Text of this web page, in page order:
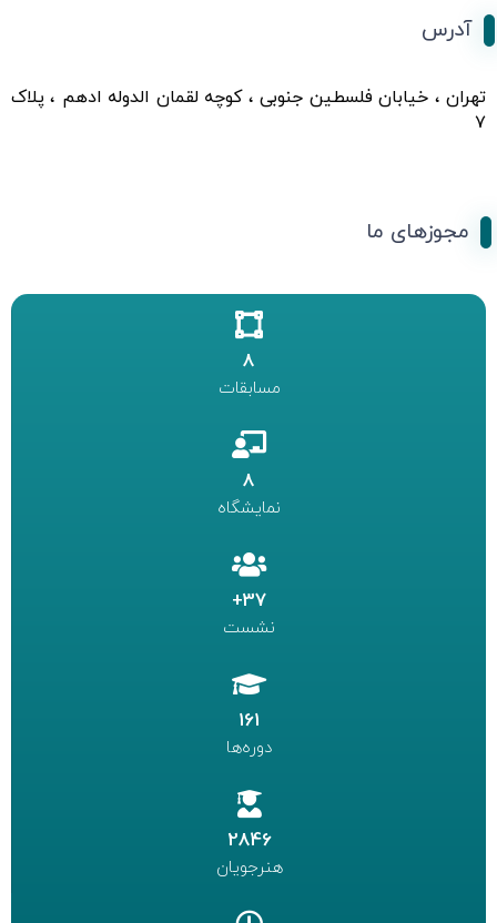
آدرس
تهران ، خیابان فلسطین جنوبی ، کوچه لقمان الدوله ادهم ، پلاک
۷
مجوزهای ما
8
مسابقات
8
نمایشگاه
37+
نشست
161
دوره‌ها
2846
هنرجویان